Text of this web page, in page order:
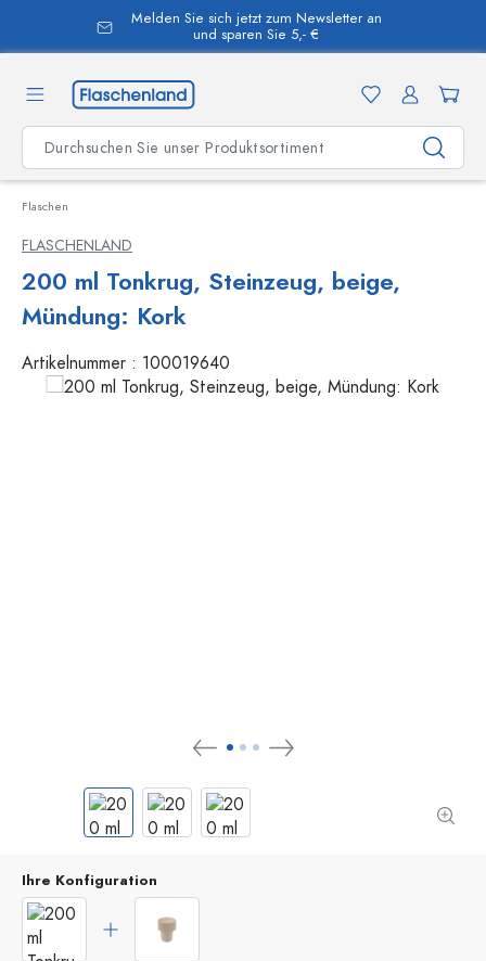
springen
Melden Sie sich jetzt zum Newsletter an
und sparen Sie 5,- €
Flaschen
FLASCHENLAND
200 ml Tonkrug, Steinzeug, beige,
Mündung: Kork
Artikelnummer : 100019640
Ihre Konfiguration